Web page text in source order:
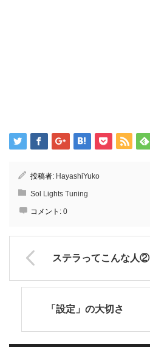
投稿者: HayashiYuko
Sol Lights Tuning
コメント: 0
ステラってこんな人②
「設定」の大切さ